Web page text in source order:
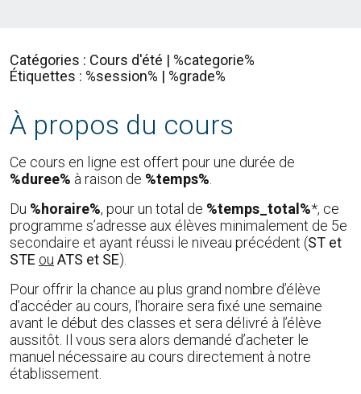
Catégories : Cours d'été | %categorie%
Étiquettes : %session% | %grade%
À propos du cours
Ce cours en ligne est offert pour une durée de
%duree% à raison de %temps%
Du %horaire%, pour un total de %temps_total%*, ce
programme s’adresse aux élèves minimalement de 5e
secondaire et ayant réussi le niveau précédent (ST et
STE ou ATS et SE).
Pour offrir la chance au plus grand nombre d’élève
d’accéder au cours, l’horaire sera fixé une semaine
avant le début des classes et sera délivré à l’élève
aussitôt. Il vous sera alors demandé d’acheter le
manuel nécessaire au cours directement à notre
établissement.